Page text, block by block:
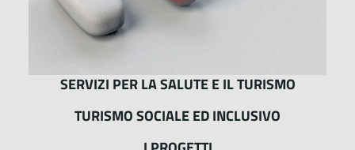
SERVIZI PER LA SALUTE E IL TURISMO
TURISMO SOCIALE ED INCLUSIVO